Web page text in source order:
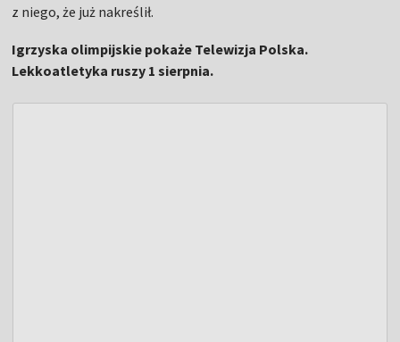
z niego, że już nakreślił.
Igrzyska olimpijskie pokaże Telewizja Polska.
Lekkoatletyka ruszy 1 sierpnia.